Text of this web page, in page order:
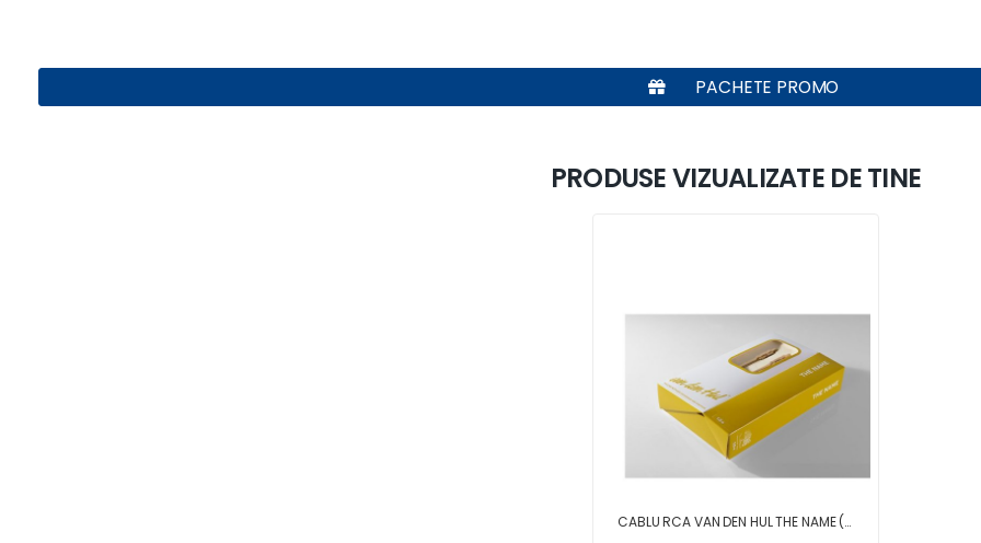
PACHETE PROMO
PRODUSE VIZUALIZATE DE TINE
CABLU RCA VAN DEN HUL THE NAME (HALOGEN FREE) 0.8 METRI